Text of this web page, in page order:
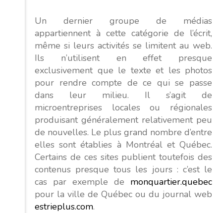
Un dernier groupe de médias
appartiennent à cette catégorie de l’écrit,
même si leurs activités se limitent au web.
Ils n’utilisent en effet presque
exclusivement que le texte et les photos
pour rendre compte de ce qui se passe
dans leur milieu. Il s’agit de
microentreprises locales ou régionales
produisant généralement relativement peu
de nouvelles. Le plus grand nombre d’entre
elles sont établies à Montréal et Québec.
Certains de ces sites publient toutefois des
contenus presque tous les jours : c’est le
cas par exemple de monquartier.quebec
pour la ville de Québec ou du journal web
estrieplus.com.